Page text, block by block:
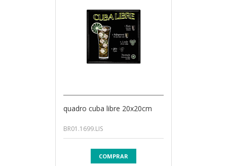
quadro cuba libre 20x20cm
BR01.1699.LIS
COMPRAR